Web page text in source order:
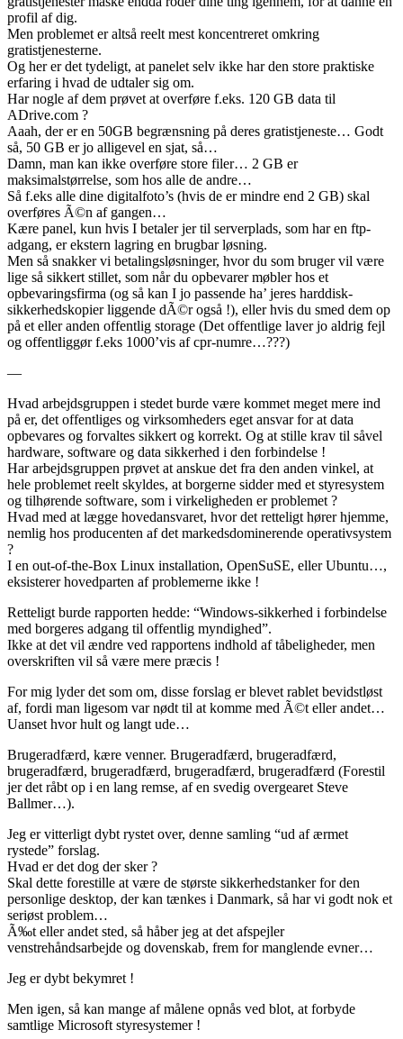
profil af dig.
Men problemet er altså reelt mest koncentreret omkring
gratistjenesterne.
Og her er det tydeligt, at panelet selv ikke har den store praktiske
erfaring i hvad de udtaler sig om.
Har nogle af dem prøvet at overføre f.eks. 120 GB data til
ADrive.com ?
Aaah, der er en 50GB begrænsning på deres gratistjeneste… Godt
så, 50 GB er jo alligevel en sjat, så…
Damn, man kan ikke overføre store filer… 2 GB er
maksimalstørrelse, som hos alle de andre…
Så f.eks alle dine digitalfoto’s (hvis de er mindre end 2 GB) skal
overføres Ã©n af gangen…
Kære panel, kun hvis I betaler jer til serverplads, som har en ftp-
adgang, er ekstern lagring en brugbar løsning.
Men så snakker vi betalingsløsninger, hvor du som bruger vil være
lige så sikkert stillet, som når du opbevarer møbler hos et
opbevaringsfirma (og så kan I jo passende ha’ jeres harddisk-
sikkerhedskopier liggende dÃ©r også !), eller hvis du smed dem op
på et eller anden offentlig storage (Det offentlige laver jo aldrig fejl
og offentliggør f.eks 1000’vis af cpr-numre…???)
—
Hvad arbejdsgruppen i stedet burde være kommet meget mere ind
på er, det offentliges og virksomheders eget ansvar for at data
opbevares og forvaltes sikkert og korrekt. Og at stille krav til såvel
hardware, software og data sikkerhed i den forbindelse !
Har arbejdsgruppen prøvet at anskue det fra den anden vinkel, at
hele problemet reelt skyldes, at borgerne sidder med et styresystem
og tilhørende software, som i virkeligheden er problemet ?
Hvad med at lægge hovedansvaret, hvor det retteligt hører hjemme,
nemlig hos producenten af det markedsdominerende operativsystem
?
I en out-of-the-Box Linux installation, OpenSuSE, eller Ubuntu…,
eksisterer hovedparten af problemerne ikke !
Retteligt burde rapporten hedde: “Windows-sikkerhed i forbindelse
med borgeres adgang til offentlig myndighed”.
Ikke at det vil ændre ved rapportens indhold af tåbeligheder, men
overskriften vil så være mere præcis !
For mig lyder det som om, disse forslag er blevet rablet bevidstløst
af, fordi man ligesom var nødt til at komme med Ã©t eller andet…
Uanset hvor hult og langt ude…
Brugeradfærd, kære venner. Brugeradfærd, brugeradfærd,
brugeradfærd, brugeradfærd, brugeradfærd, brugeradfærd (Forestil
jer det råbt op i en lang remse, af en svedig overgearet Steve
Ballmer…).
Jeg er vitterligt dybt rystet over, denne samling “ud af ærmet
rystede” forslag.
Hvad er det dog der sker ?
Skal dette forestille at være de største sikkerhedstanker for den
personlige desktop, der kan tænkes i Danmark, så har vi godt nok et
seriøst problem…
Ã‰t eller andet sted, så håber jeg at det afspejler
venstrehåndsarbejde og dovenskab, frem for manglende evner…
Jeg er dybt bekymret !
Men igen, så kan mange af målene opnås ved blot, at forbyde
samtlige Microsoft styresystemer !